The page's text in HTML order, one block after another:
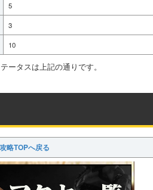
5
3
10
ータスは上記の通りです。
略TOPへ戻る